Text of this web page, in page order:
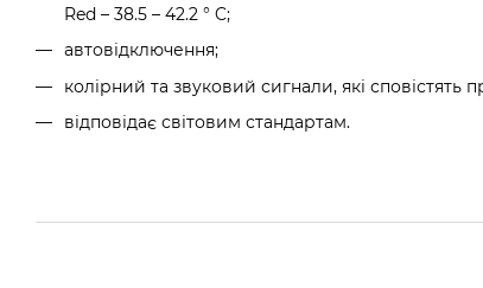
Red – 38.5 – 42.2 ° C;
автовідключення;
колірний та звуковий сигнали, які сповістять
відповідає світовим стандартам.